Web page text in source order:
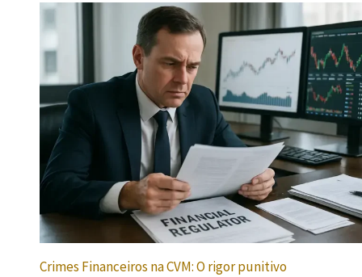
Crimes Financeiros na CVM: O rigor punitivo